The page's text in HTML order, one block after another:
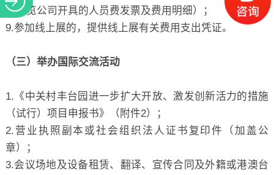
供展览公司开具的人员费发票及费用明细）；
9.参加线上展的，提供线上展有关费用支出凭证。
（三）举办国际交流活动
1.《中关村丰台园进一步扩大开放、激发创新活力的措施
（试行）项目申报书》（附件2）；
2.营业执照副本或社会组织法人证书复印件（加盖公
章）；
3.会议场地及设备租赁、翻译、宣传合同及外籍或港澳台